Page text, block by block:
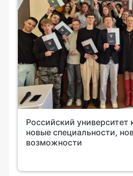
Российский университет
новые специальности,
возможности